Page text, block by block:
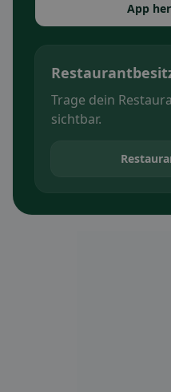
App
Trage dein
sichtbar.